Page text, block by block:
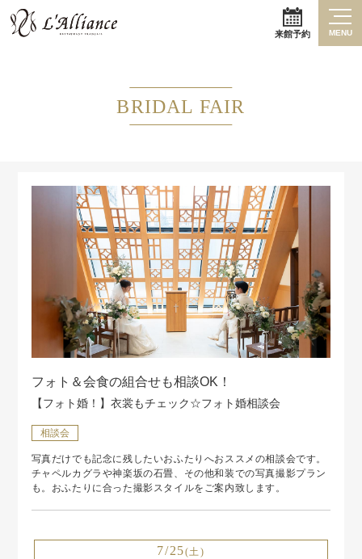
来館予約 MENU
BRIDAL FAIR
フォト＆会食の組合せも相談OK！
【フォト婚！】衣裳もチェック☆フォト婚相談会
相談会
写真だけでも記念に残したいおふたりへおススメの相談会です。
チャペルカグラや神楽坂の石畳、その他和装での写真撮影プラン
も。おふたりに合った撮影スタイルをご案内致します。
7/25(土)